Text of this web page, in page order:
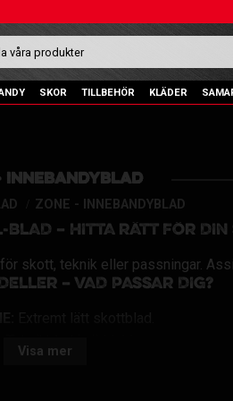
SKOR TILLBEHÖR KLÄDER
INNEBANDYBLAD
ZONE - INNEBANDYBLAD
– HITTA RÄTT FÖR DIN
skott, teknik eller passningar.
– VAD PASSAR DIG?
Visa mer